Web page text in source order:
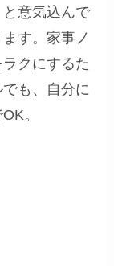
と意気込んで
す。家事ノ
クにするた
も、自分に
。